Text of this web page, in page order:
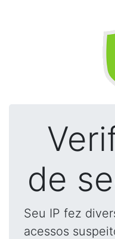
de
Seu IP fez
acessos